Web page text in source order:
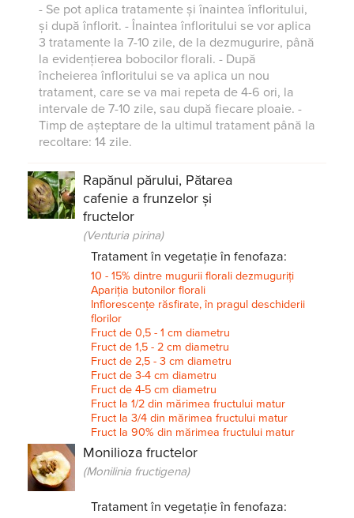
- Se pot aplica tratamente și înaintea înfloritului,
și după înflorit. - Înaintea înfloritului se vor aplica
3 tratamente la 7-10 zile, de la dezmugurire, până
la evidențierea bobocilor florali. - După
încheierea înfloritului se va aplica un nou
tratament, care se va mai repeta de 4-6 ori, la
intervale de 7-10 zile, sau după fiecare ploaie. -
Timp de așteptare de la ultimul tratament până la
recoltare: 14 zile.
Rapănul părului, Pătarea
cafenie a frunzelor și
fructelor
(Venturia pirina)
Tratament în vegetație în fenofaza:
10 - 15% dintre mugurii florali dezmuguriți
Apariția butonilor florali
Inflorescențe răsfirate, în pragul deschiderii
florilor
Fruct de 0,5 - 1 cm diametru
Fruct de 1,5 - 2 cm diametru
Fruct de 2,5 - 3 cm diametru
Fruct de 3-4 cm diametru
Fruct de 4-5 cm diametru
Fruct la 1/2 din mărimea fructului matur
Fruct la 3/4 din mărimea fructului matur
Fruct la 90% din mărimea fructului matur
Monilioza fructelor
(Monilinia fructigena)
Tratament în vegetație în fenofaza: